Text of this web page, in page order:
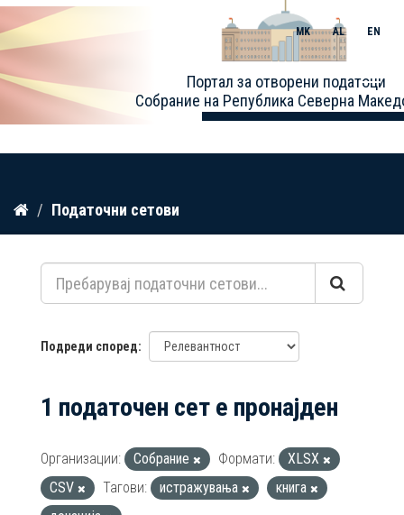
Прескокнете
содржина
Портал за отворени податоци
Собрание на Република Северна
MK AL EN
Toggle
Податочни сетови
Подреди според
1 податочен сет е пронајден
Организации: Собрание Формати:
XLSX
CSV
Тагови: истражувања
книга